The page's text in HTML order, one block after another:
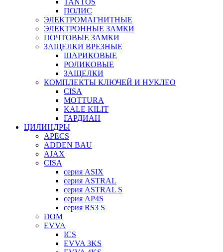
ПОЛИС
ЭЛЕКТРОМАГНИТНЫЕ
ЭЛЕКТРОННЫЕ ЗАМКИ
ПОЧТОВЫЕ ЗАМКИ
ЗАЩЕЛКИ ВРЕЗНЫЕ
ШАРИКОВЫЕ
РОЛИКОВЫЕ
ЗАЩЕЛКИ
КОМПЛЕКТЫ КЛЮЧЕЙ И НУКЛЕО
CISA
MOTTURA
KALE KILIT
ГАРДИАН
ЦИЛИНДРЫ
APECS
ADDEN BAU
AJAX
CISA
серия ASIX
серия ASTRAL
серия ASTRAL S
серия AP4S
серия RS3 S
DOM
EVVA
ICS
EVVA 3KS